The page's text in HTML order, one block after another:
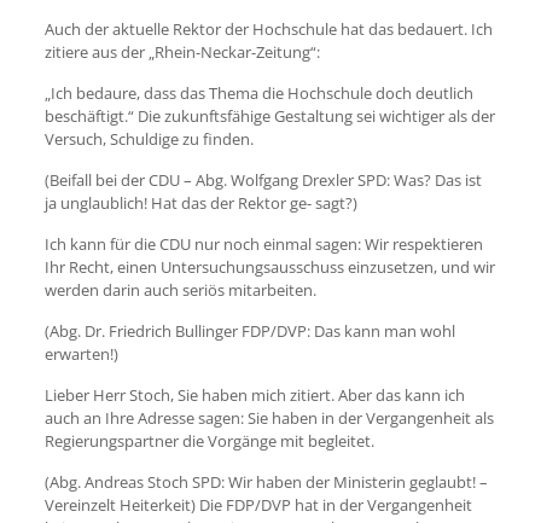
Auch der aktuelle Rektor der Hochschule hat das bedauert. Ich
zitiere aus der „Rhein-Neckar-Zeitung“:
„Ich bedaure, dass das Thema die Hochschule doch deutlich
beschäftigt.“ Die zukunftsfähige Gestaltung sei wichtiger als der
Versuch, Schuldige zu finden.
(Beifall bei der CDU – Abg. Wolfgang Drexler SPD: Was? Das ist
ja unglaublich! Hat das der Rektor ge- sagt?)
Ich kann für die CDU nur noch einmal sagen: Wir respektieren
Ihr Recht, einen Untersuchungsausschuss einzusetzen, und wir
werden darin auch seriös mitarbeiten.
(Abg. Dr. Friedrich Bullinger FDP/DVP: Das kann man wohl
erwarten!)
Lieber Herr Stoch, Sie haben mich zitiert. Aber das kann ich
auch an Ihre Adresse sagen: Sie haben in der Vergangenheit als
Regierungspartner die Vorgänge mit begleitet.
(Abg. Andreas Stoch SPD: Wir haben der Ministerin geglaubt! –
Vereinzelt Heiterkeit) Die FDP/DVP hat in der Vergangenheit